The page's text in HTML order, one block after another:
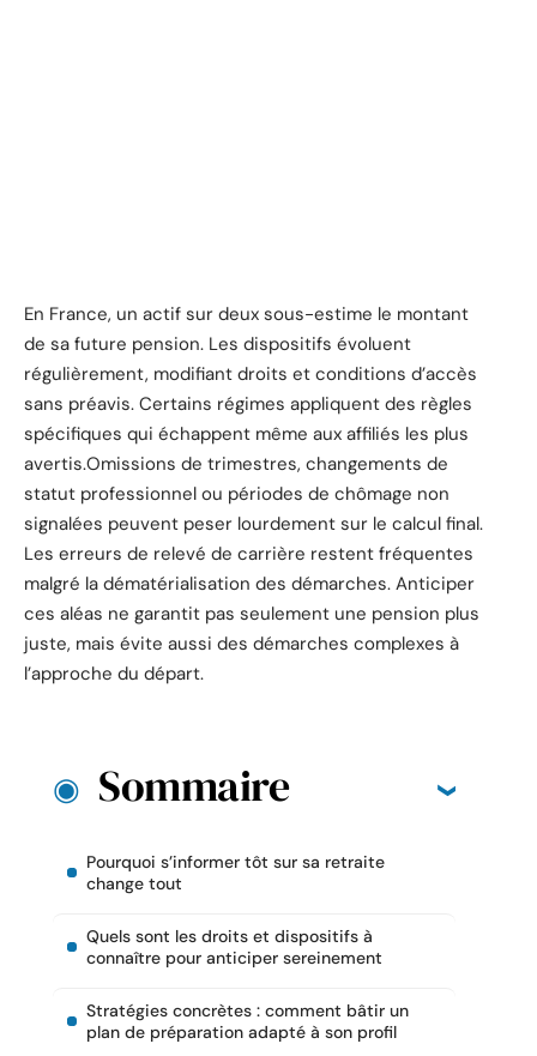
En France, un actif sur deux sous-estime le montant
de sa future pension. Les dispositifs évoluent
régulièrement, modifiant droits et conditions d’accès
sans préavis. Certains régimes appliquent des règles
spécifiques qui échappent même aux affiliés les plus
avertis.Omissions de trimestres, changements de
statut professionnel ou périodes de chômage non
signalées peuvent peser lourdement sur le calcul final.
Les erreurs de relevé de carrière restent fréquentes
malgré la dématérialisation des démarches. Anticiper
ces aléas ne garantit pas seulement une pension plus
juste, mais évite aussi des démarches complexes à
l’approche du départ.
Sommaire
Pourquoi s’informer tôt sur sa retraite
change tout
Quels sont les droits et dispositifs à
connaître pour anticiper sereinement
Stratégies concrètes : comment bâtir un
plan de préparation adapté à son profil